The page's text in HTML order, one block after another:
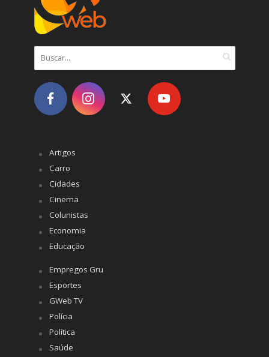
Artigos
Carro
Cidades
Cinema
Colunistas
Economia
Educação
Empregos Gru
Esportes
GWeb TV
Polícia
Política
Saúde